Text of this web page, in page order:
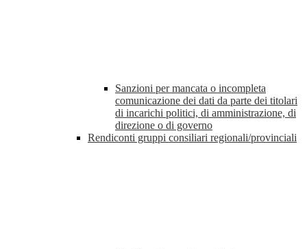
Sanzioni per mancata o incompleta
comunicazione dei dati da parte dei titolari
di incarichi politici, di amministrazione, di
direzione o di governo
Rendiconti gruppi consiliari regionali/provinciali